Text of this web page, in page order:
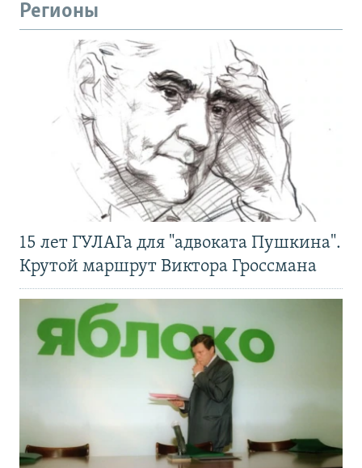
Регионы
15 лет ГУЛАГа для "адвоката Пушкина".
Крутой маршрут Виктора Гроссмана